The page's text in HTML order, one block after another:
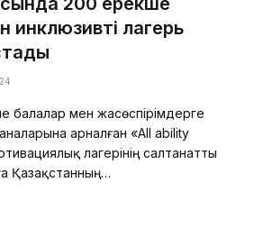
инклюзивті лагерь
балалар мен жасөспірімдерге
арналған «All ability
лагерінің салтанатты
Қазақстанның…